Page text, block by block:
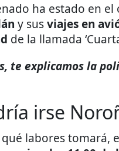
ha estado en
y susviajes en
de la llamada
te explicamos la
irse
labores tomará,